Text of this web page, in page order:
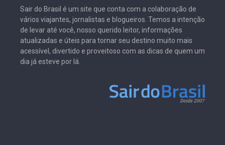
Sair do Brasil é um site que conta com a colaboração de
vários viajantes, jornalistas e blogueiros. Temos a intenção
de levar até você, nosso querido leitor, informações
atualizadas e úteis para tornar seu destino muito mais
acessível, divertido e proveitoso com as dicas de quem um
dia já esteve por lá.